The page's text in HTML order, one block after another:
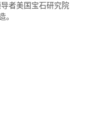
者美国宝石研究院
。